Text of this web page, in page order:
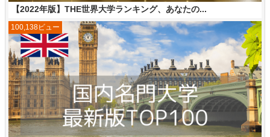
【2022年版】THE世界大学ランキング、あなたの...
100,138ビュー